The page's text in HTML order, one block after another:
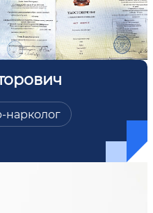
нарколог